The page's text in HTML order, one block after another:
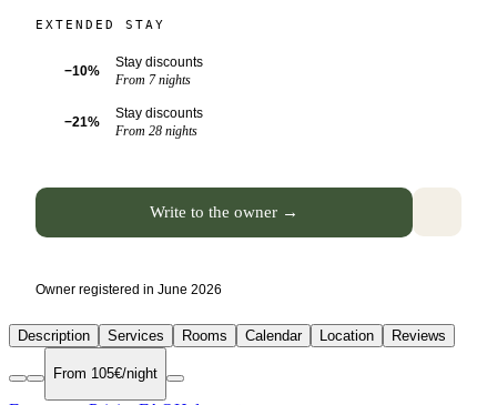
EXTENDED STAY
−10%
Stay discounts
From 7 nights
−21%
Stay discounts
From 28 nights
Write to the owner →
Owner registered in June 2026
Description Services Rooms Calendar Location Reviews
From 105€/night